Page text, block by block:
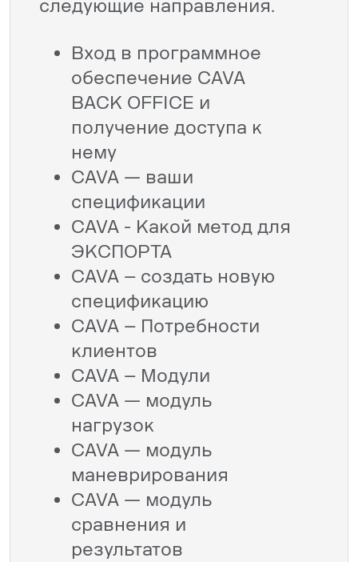
следующие направления.
Вход в программное
обеспечение CAVA
BACK OFFICE и
получение доступа к
нему
CAVA — ваши
спецификации
CAVA - Какой метод для
ЭКСПОРТА
CAVA – создать новую
спецификацию
CAVA – Потребности
клиентов
CAVA – Модули
CAVA — модуль
нагрузок
CAVA — модуль
маневрирования
CAVA — модуль
сравнения и
результатов